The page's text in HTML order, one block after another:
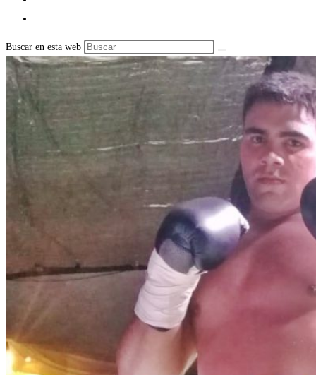
Buscar en esta web